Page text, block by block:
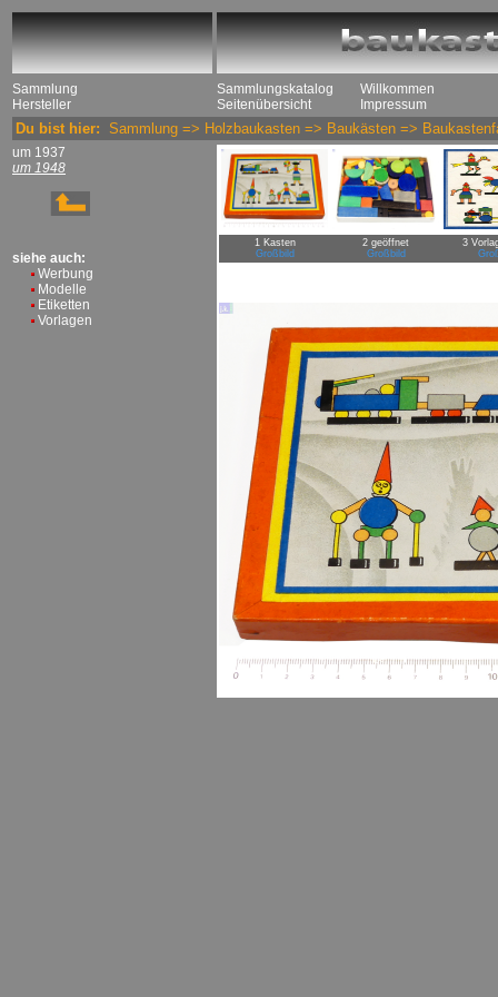
Sammlung
Hersteller
Sammlungskatalog
Seitenübersicht
Willkommen
Impressum
Du bist hier: Sammlung => Holzbaukasten => Baukästen =>
um 1937
um 1948
siehe auch:
Werbung
Modelle
Etiketten
Vorlagen
1 Kasten
Großbild
2 geöffnet
Großbild
3